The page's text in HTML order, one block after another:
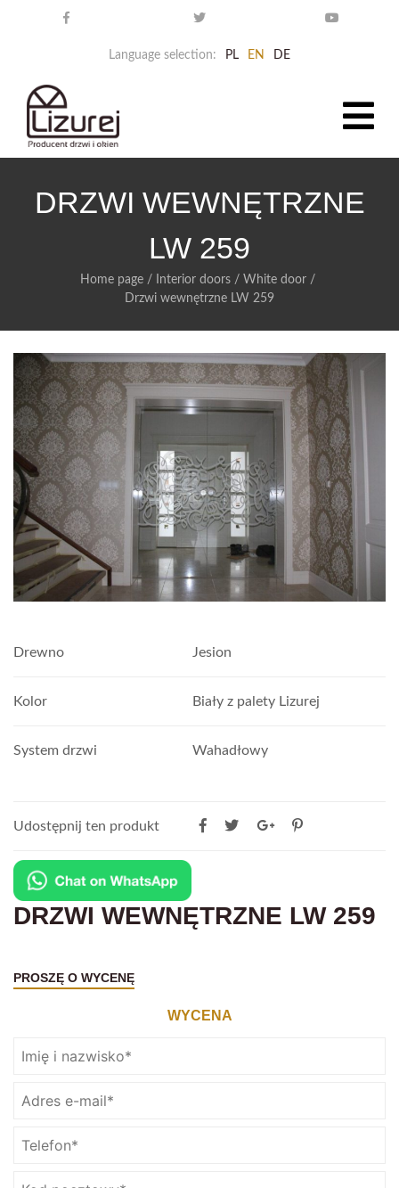
Language selection: PL EN DE
DRZWI WEWNĘTRZNE
LW 259
Home page / Interior doors / White door /
Drzwi wewnętrzne LW 259
Drewno Jesion
Kolor Biały z palety Lizurej
System drzwi Wahadłowy
Udostępnij ten produkt
DRZWI WEWNĘTRZNE LW 259
PROSZĘ O WYCENĘ
WYCENA